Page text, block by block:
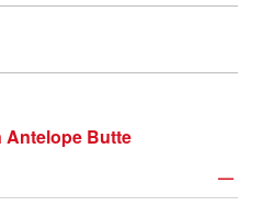
Antelope Butte
—